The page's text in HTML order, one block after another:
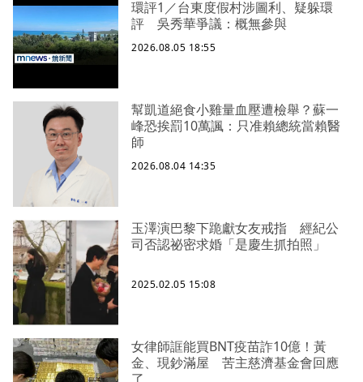
環評1／台東度假村涉圖利、疑躲環
評 吳秀華爭議：概無參與
2026.08.05 18:55
幫凱道絕食小雞量血壓遭檢舉？蘇一
峰恐挨罰10萬諷：只准賴總統當賴醫
師
2026.08.04 14:35
玉澤演巴黎下跪獻女友戒指 經紀公
司否認祕密求婚「是慶生抓拍照」
2025.02.05 15:08
女律師誆能買BNT疫苗詐10億！黃
金、現鈔滿屋 苦主慈濟基金會回應
了